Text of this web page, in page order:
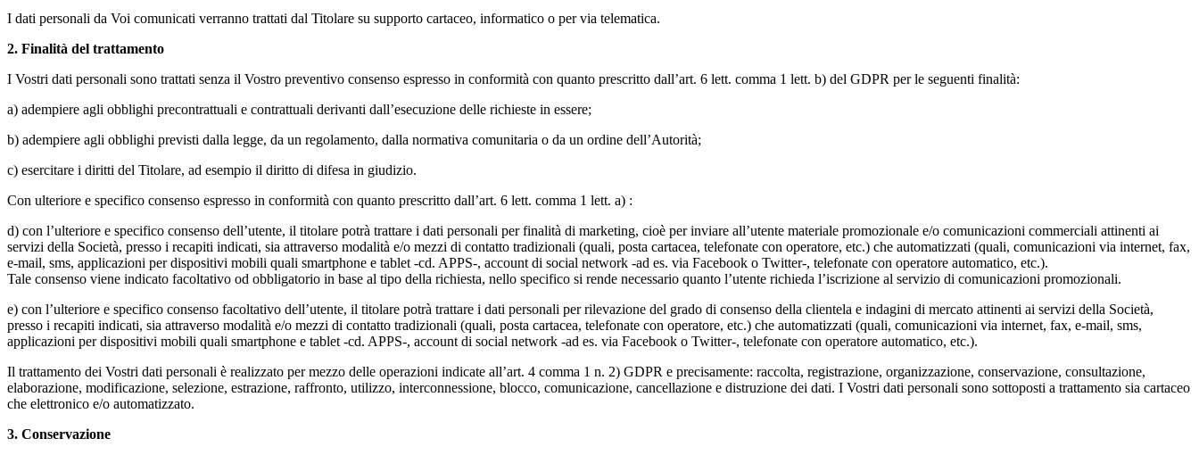
I dati personali da Voi comunicati verranno trattati dal Titolare su supporto cartaceo, informatico o per via telematica.
2. Finalità del trattamento
I Vostri dati personali sono trattati senza il Vostro preventivo consenso espresso in conformità con quanto prescritto dall’art. 6 lett. comma 1 lett. b) del GDPR per le seguenti finalità:
a) adempiere agli obblighi precontrattuali e contrattuali derivanti dall’esecuzione delle richieste in essere;
b) adempiere agli obblighi previsti dalla legge, da un regolamento, dalla normativa comunitaria o da un ordine dell’Autorità;
c) esercitare i diritti del Titolare, ad esempio il diritto di difesa in giudizio.
Con ulteriore e specifico consenso espresso in conformità con quanto prescritto dall’art. 6 lett. comma 1 lett. a) :
d) con l’ulteriore e specifico consenso dell’utente, il titolare potrà trattare i dati personali per finalità di marketing, cioè per inviare all’utente materiale promozionale e/o comunicazioni commerciali attinenti ai
servizi della Società, presso i recapiti indicati, sia attraverso modalità e/o mezzi di contatto tradizionali (quali, posta cartacea, telefonate con operatore, etc.) che automatizzati (quali, comunicazioni via internet, fax,
e-mail, sms, applicazioni per dispositivi mobili quali smartphone e tablet -cd. APPS-, account di social network -ad es. via Facebook o Twitter-, telefonate con operatore automatico, etc.).
Tale consenso viene indicato facoltativo od obbligatorio in base al tipo della richiesta, nello specifico si rende necessario quanto l’utente richieda l’iscrizione al servizio di comunicazioni promozionali.
e) con l’ulteriore e specifico consenso facoltativo dell’utente, il titolare potrà trattare i dati personali per rilevazione del grado di consenso della clientela e indagini di mercato attinenti ai servizi della Società,
presso i recapiti indicati, sia attraverso modalità e/o mezzi di contatto tradizionali (quali, posta cartacea, telefonate con operatore, etc.) che automatizzati (quali, comunicazioni via internet, fax, e-mail, sms,
applicazioni per dispositivi mobili quali smartphone e tablet -cd. APPS-, account di social network -ad es. via Facebook o Twitter-, telefonate con operatore automatico, etc.).
Il trattamento dei Vostri dati personali è realizzato per mezzo delle operazioni indicate all’art. 4 comma 1 n. 2) GDPR e precisamente: raccolta, registrazione, organizzazione, conservazione, consultazione,
elaborazione, modificazione, selezione, estrazione, raffronto, utilizzo, interconnessione, blocco, comunicazione, cancellazione e distruzione dei dati. I Vostri dati personali sono sottoposti a trattamento sia cartaceo
che elettronico e/o automatizzato.
3. Conservazione